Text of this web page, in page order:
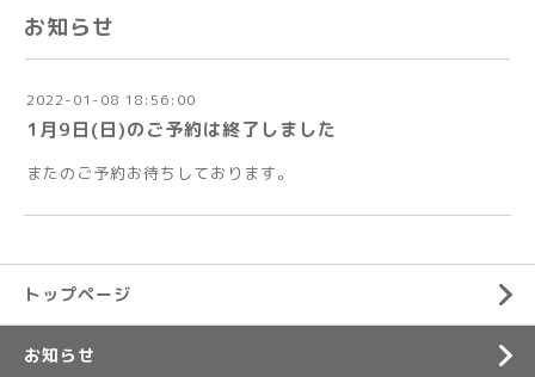
お知らせ
2022-01-08 18:56:00
1月9日(日)のご予約は終了しました
またのご予約お待ちしております。
トップページ
お知らせ